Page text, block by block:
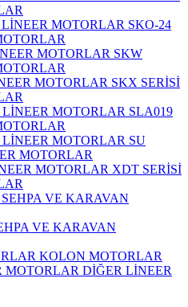
SKO-24
SKW
SKX SERİSİ
SLA019
SU
MOTORLAR
XDT SERİSİ
VE KARAVAN
KOLON MOTORLAR
DİĞER LİNEER